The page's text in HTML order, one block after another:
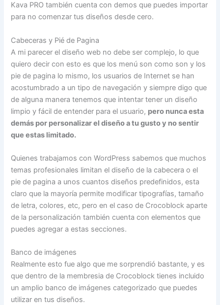
Kava PRO también cuenta con demos que puedes importar
para no comenzar tus diseños desde cero.
Cabeceras y Pié de Pagina
A mi parecer el diseño web no debe ser complejo, lo que
quiero decir con esto es que los menú son como son y los
pie de pagina lo mismo, los usuarios de Internet se han
acostumbrado a un tipo de navegación y siempre digo que
de alguna manera tenemos que intentar tener un diseño
limpio y fácil de entender para el usuario, pero nunca esta
demás por personalizar el diseño a tu gusto y no sentir
que estas limitado.
Quienes trabajamos con WordPress sabemos que muchos
temas profesionales limitan el diseño de la cabecera o el
pie de pagina a unos cuantos diseños predefinidos, esta
claro que la mayoría permite modificar tipografías, tamaño
de letra, colores, etc, pero en el caso de Crocoblock aparte
de la personalización también cuenta con elementos que
puedes agregar a estas secciones.
Banco de imágenes
Realmente esto fue algo que me sorprendió bastante, y es
que dentro de la membresia de Crocoblock tienes incluido
un amplio banco de imágenes categorizado que puedes
utilizar en tus diseños.